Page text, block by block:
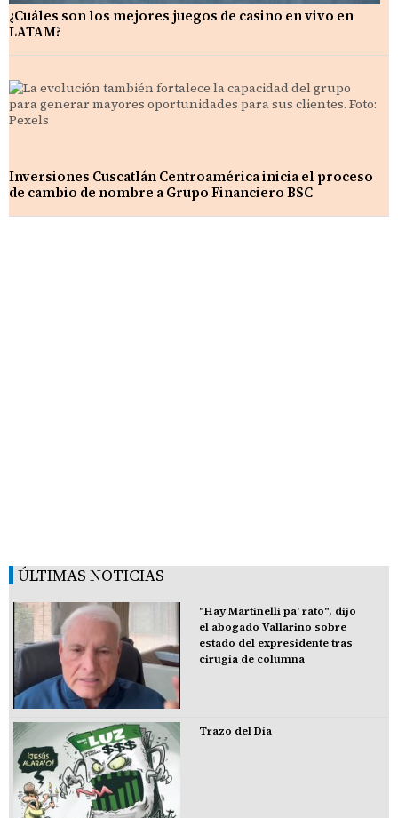
¿Cuáles son los mejores juegos de casino en vivo en
LATAM?
Inversiones Cuscatlán Centroamérica inicia el proceso
de cambio de nombre a Grupo Financiero BSC
ÚLTIMAS NOTICIAS
"Hay Martinelli pa' rato", dijo
el abogado Vallarino sobre
estado del expresidente tras
cirugía de columna
Trazo del Día